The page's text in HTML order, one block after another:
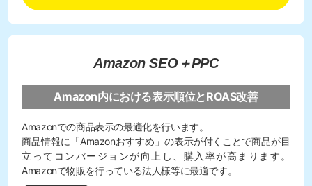
Amazon SEO＋PPC
Amazon内における表示順位とROAS改善
Amazonでの商品表示の最適化を行います。
商品情報に「Amazonおすすめ」の表示が付くことで商品が目
立ってコンバージョンが向上し、購入率が高まります。
Amazonで物販を行っている法人様等に最適です。